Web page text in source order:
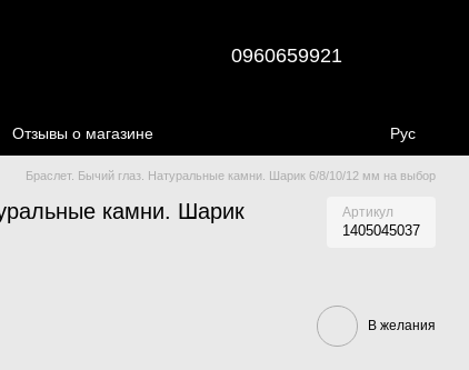
0960659921
Отзывы о магазине Рус
Браслет. Бычий глаз. Натуральные камни. Шарик 6/8/10/12 мм на выбор
камни. Шарик
Артикул
1405045037
В желания